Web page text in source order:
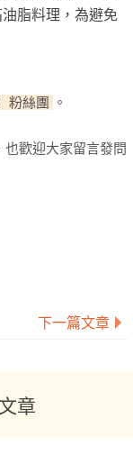
脂料理，為避免
粉絲團 。
歡迎大家留言發問
下一篇文章
章